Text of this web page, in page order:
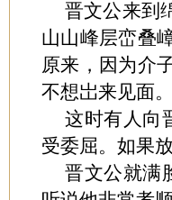
晋文公来到
山山峰层峦叠
原来，因为介
不想岀来见面。
这时有人向
受委屈。如果
晋文公就满